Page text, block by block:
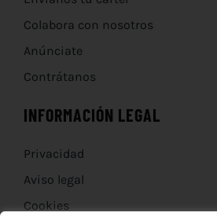
Colabora con nosotros
Anúnciate
Contrátanos
INFORMACIÓN LEGAL
Privacidad
Aviso legal
Cookies